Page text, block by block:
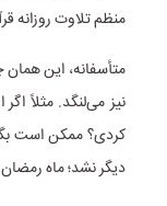
منظم تلاوت روزانه
متأسفانه، این
نیز می‌لنگد. مثلاً
کردی؟ ممکن است
دیگر نشد؛ ماه